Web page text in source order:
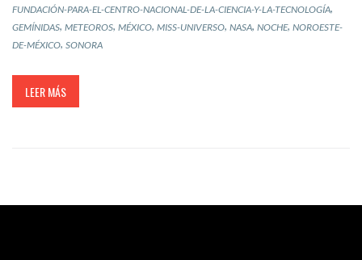
FUNDACIÓN-PARA-EL-CENTRO-NACIONAL-DE-LA-CIENCIA-Y-LA-TECNOLOGÍA,
GEMÍNIDAS, METEOROS, MÉXICO, MISS-UNIVERSO, NASA, NOCHE, NOROESTE-
DE-MÉXICO, SONORA
LEER MÁS